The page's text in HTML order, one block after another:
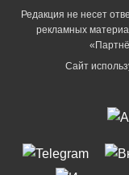
Редакция не несет
рекламных
Сайт